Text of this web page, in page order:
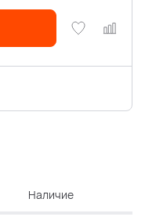
Наличие